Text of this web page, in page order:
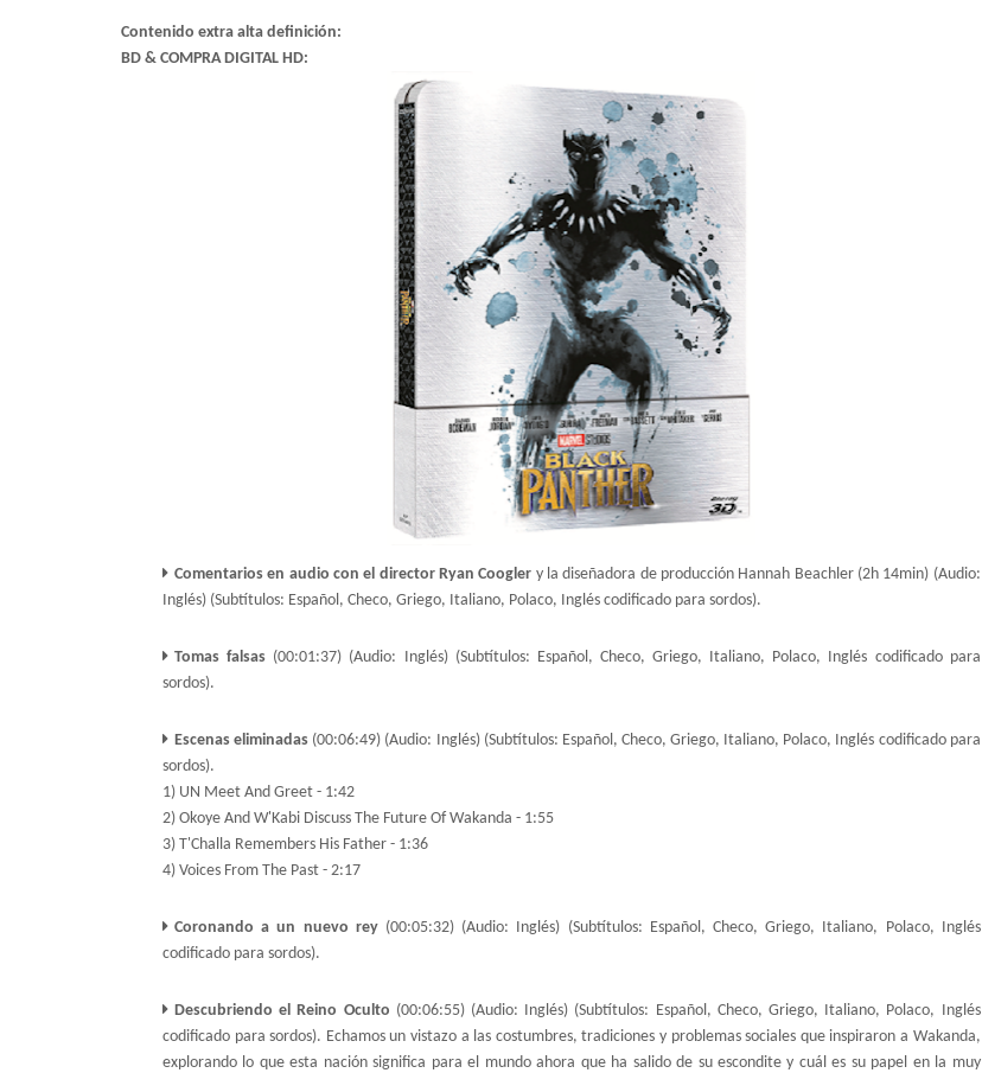
Contenido extra alta definición:
BD & COMPRA DIGITAL HD:
Comentarios en audio con el director Ryan Coogler y la diseñadora de producción Hannah Beachler (2h 14min) (Audio:
Inglés) (Subtítulos: Español, Checo, Griego, Italiano, Polaco, Inglés codificado para sordos).
Tomas falsas (00:01:37) (Audio: Inglés) (Subtítulos: Español, Checo, Griego, Italiano, Polaco, Inglés codificado para
sordos).
Escenas eliminadas (00:06:49) (Audio: Inglés) (Subtítulos: Español, Checo, Griego, Italiano, Polaco, Inglés codificado para
sordos).
1) UN Meet And Greet - 1:42
2) Okoye And W'Kabi Discuss The Future Of Wakanda - 1:55
3) T'Challa Remembers His Father - 1:36
4) Voices From The Past - 2:17
Coronando a un nuevo rey(00:05:32) (Audio: Inglés) (Subtítulos: Español, Checo, Griego, Italiano, Polaco, Inglés
codificado para sordos).
Descubriendo el Reino Oculto (00:06:55) (Audio: Inglés) (Subtítulos: Español, Checo, Griego, Italiano, Polaco, Inglés
codificado para sordos). Echamos un vistazo a las costumbres, tradiciones y problemas sociales que inspiraron a Wakanda,
explorando lo que esta nación significa para el mundo ahora que ha salido de su escondite y cuál es su papel en la muy